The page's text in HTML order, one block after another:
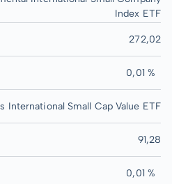
Index ETF
272,02
0,01 %
International Small Cap Value ETF
91,28
0,01 %